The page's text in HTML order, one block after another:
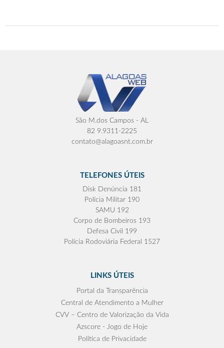
São M.dos Campos - AL
82 9.9311-2225
contato@alagoasnt.com.br
TELEFONES ÚTEIS
Disk Denúncia 181
Polícia Militar 190
SAMU 192
Corpo de Bombeiros 193
Defesa Civil 199
Polícia Rodoviária Federal 1527
LINKS ÚTEIS
Portal da Transparência
Central de Atendimento a Mulher
CVV – Centro de Valorização da Vida
Azscore - Jogo de Hoje
Política de Privacidade